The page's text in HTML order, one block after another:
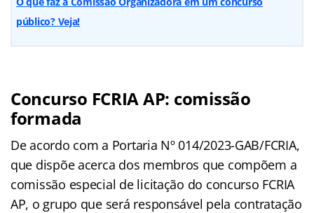
público? Veja!
Concurso FCRIA AP: comissão
formada
De acordo com a Portaria Nº 014/2023-GAB/FCRIA,
que dispõe acerca dos membros que compõem a
comissão especial de licitação do concurso FCRIA
AP, o grupo que será responsável pela contratação